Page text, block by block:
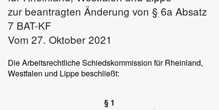
zur beantragten Änderung von § 6a Absatz
7 BAT-KF
Vom 27. Oktober 2021
Die Arbeitsrechtliche Schiedskommission für Rheinland,
Westfalen und Lippe beschließt:
§ 1